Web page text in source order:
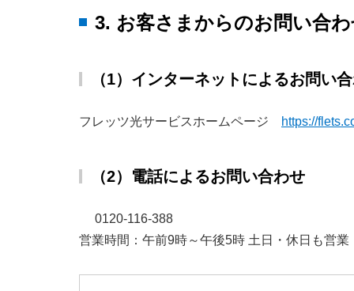
3. お客さまからのお問い合
（1）インターネットによるお問い
フレッツ光サービスホームページ https://
（2）電話によるお問い合わせ
0120-116-388
営業時間：午前9時～午後5時 土日・休日も営